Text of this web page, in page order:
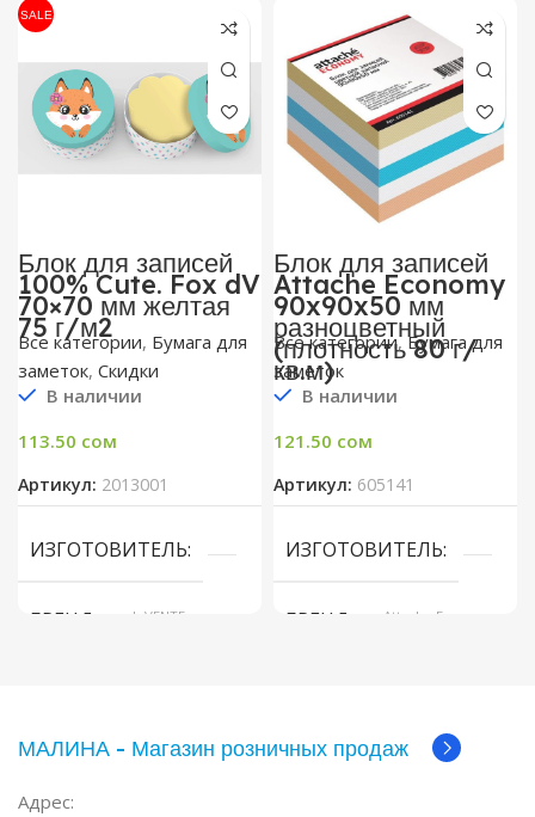
SALE
Блок для записей
100% Cute. Fox dV
70×70 мм желтая
75 г/м2
Все категории, Бумага для
заметок, Скидки
В наличии
113.50 сом
Артикул: 2013001
ИЗГОТОВИТЕЛЬ
БРЕНД deVENTE
Блок для записей
Attache Economy
90x90x50 мм
разноцветный
(плотность 80 г/
кв.м)
Все категории, Бумага для
заметок
В наличии
121.50 сом
Артикул: 605141
ИЗГОТОВИТЕЛЬ
БРЕНД Attache Economy
МАЛИНА - Магазин розничных продаж
Адрес: